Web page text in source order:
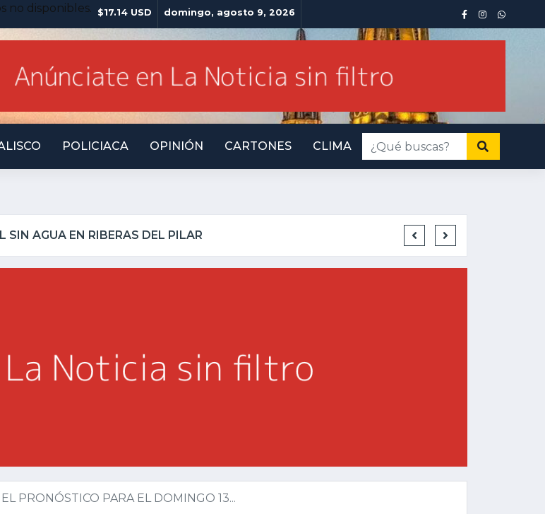
no disponibles. $17.14 USD domingo, agosto 9, 2026
POLICIACA OPINIÓN CARTONES CLIMA
Y AL VIRREY NO LE IMPORTA INMINENTE
PRONÓSTICO PARA EL DOMINGO 13...